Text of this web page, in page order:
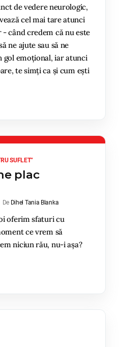
de vedere neurologic,
cel mai tare atunci
- când credem că nu este
ne ajute sau să ne
gol emoțional, iar atunci
te simți ca și cum ești
SUFLET”
plac
De Dihel Tania Blanka
oferim sfaturi cu
ce vrem să
niciun rău, nu-i așa?